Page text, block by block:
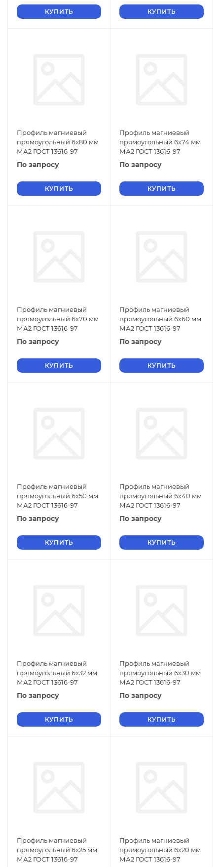
КУПИТЬ КУПИТЬ
Профиль магниевый
прямоугольный 6х80 мм
МА2 ГОСТ 13616-97
По запросу
КУПИТЬ
Профиль магниевый
прямоугольный 6х74 мм
МА2 ГОСТ 13616-97
По запросу
КУПИТЬ
Профиль магниевый
прямоугольный 6х70 мм
МА2 ГОСТ 13616-97
По запросу
КУПИТЬ
Профиль магниевый
прямоугольный 6х60 мм
МА2 ГОСТ 13616-97
По запросу
КУПИТЬ
Профиль магниевый
прямоугольный 6х50 мм
МА2 ГОСТ 13616-97
По запросу
КУПИТЬ
Профиль магниевый
прямоугольный 6х40 мм
МА2 ГОСТ 13616-97
По запросу
КУПИТЬ
Профиль магниевый
прямоугольный 6х32 мм
МА2 ГОСТ 13616-97
По запросу
КУПИТЬ
Профиль магниевый
прямоугольный 6х30 мм
МА2 ГОСТ 13616-97
По запросу
КУПИТЬ
Профиль магниевый
прямоугольный 6х25 мм
МА2 ГОСТ 13616-97
Профиль магниевый
прямоугольный 6х20 мм
МА2 ГОСТ 13616-97